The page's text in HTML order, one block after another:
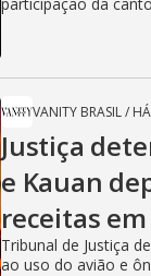
VANITY BRASIL/
Justiça
e Kauan
receitas
Tribunal de Justiça
ao uso do avião e